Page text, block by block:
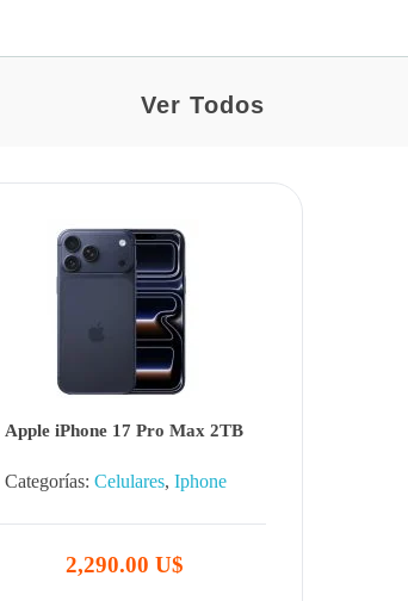
Ver Todos
Apple iPhone 17 Pro Max 2TB
Categorías:Celulares,Iphone
2,290.00 U$